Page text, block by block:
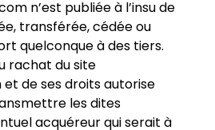
n’est publiée à l’insu de
transférée, cédée ou
quelconque à des tiers.
rachat du site
de ses droits autorise
les dites
acquéreur qui serait à